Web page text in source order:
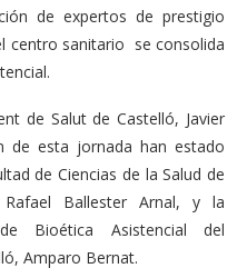
de expertos de prestigio
centro sanitario se consolida
de Salut de Castelló, Javier
de esta jornada han estado
de Ciencias de la Salud de
Ballester Arnal, y la
Bioética Asistencial del
Amparo Bernat.